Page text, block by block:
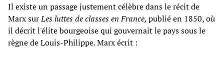
Il existe un passage justement célèbre dans le récit de
Marx surLes luttes de classes en France, publié en 1850, où
il décrit l'élite bourgeoise qui gouvernait le pays sous le
règne de Louis-Philippe. Marx écrit :